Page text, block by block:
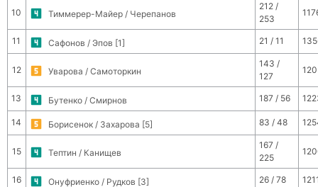
10 Тиммерер-Майер / Черепанов
212 /
253
11 Сафонов / Эпов [1] 21 / 11
12 Уварова / Самоторкин
143 /
127
13 Бутенко / Смирнов 187 / 56
14 Борисенок / Захарова [5] 83 / 48
15 Тептин / Канищев
167 /
225
16 Онуфриенко / Рудков [3] 26 / 78